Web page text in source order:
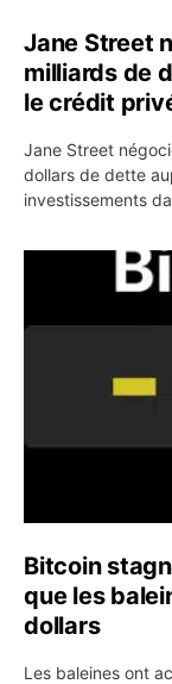
Jane Street
milliards de
le crédit
Jane Street
dollars de dette
investissements
Bitcoin stagne
Bitcoin
que les
dollars
Les baleines ont